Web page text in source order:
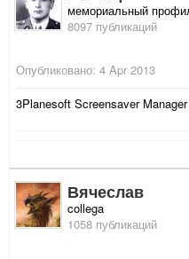
мемориальный
8097 публикаций
Опубликовано: 4 Apr 2013
3Planesoft Screensaver Manager
Вячеслав
collega
1058 публикаций